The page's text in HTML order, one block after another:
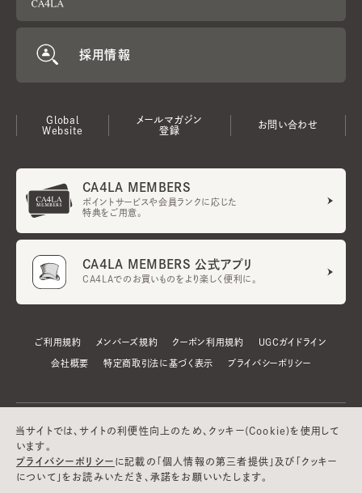
採用情報
Global
Website
メールマガジン
登録
お問い合わせ
CA4LA MEMBERS
ポイントサービスや会員ランクに応じた
特典をご用意。
CA4LA MEMBERS 公式アプリ
CA4LAでのお買いものをより楽しく便利に。
ご利用規約 メンバーズ規約 クーポン利用規約 UGCガイドライン
会社概要 特定商取引法に基づく表示 プライバシーポリシー
当サイトでは、サイトの利便性向上のため、クッキー(Cookie)を使用して
います。
プライバシーポリシー に記載の「個人情報の第三者提供」及び「クッキー
について」をお読みいただき、承諾をお願いいたします。